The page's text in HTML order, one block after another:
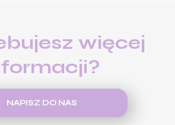
więcej
NAPISZ DO NAS